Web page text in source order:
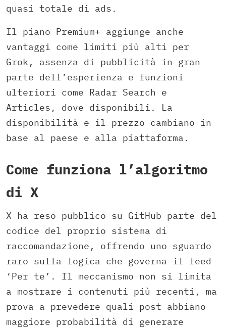
quasi totale di ads.
Il piano Premium+ aggiunge anche
vantaggi come limiti più alti per
Grok, assenza di pubblicità in gran
parte dell’esperienza e funzioni
ulteriori come Radar Search e
Articles, dove disponibili. La
disponibilità e il prezzo cambiano in
base al paese e alla piattaforma.
Come funziona l’algoritmo
di X
X ha reso pubblico su GitHub parte del
codice del proprio sistema di
raccomandazione, offrendo uno sguardo
raro sulla logica che governa il feed
‘Per te’. Il meccanismo non si limita
a mostrare i contenuti più recenti, ma
prova a prevedere quali post abbiano
maggiore probabilità di generare